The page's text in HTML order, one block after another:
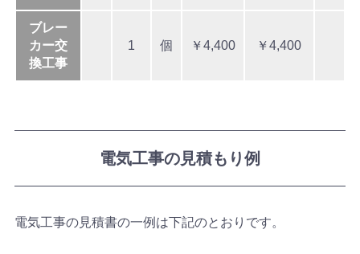
ブレー
カー交
換工事
1 個 ￥4,400 ￥4,400
電気工事の見積もり例
電気工事の見積書の一例は下記のとおりです。